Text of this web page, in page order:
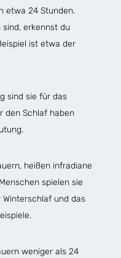
etwa 24 Stunden.
erkennst du
ist etwa der
sind sie für das
den Schlaf haben
heißen infradiane
spielen sie
Winterschlaf und das
weniger als 24